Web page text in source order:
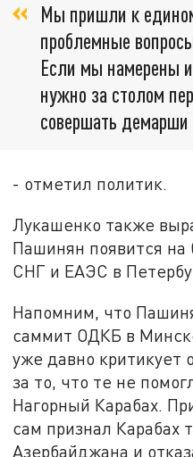
Мы пришли к
проблемные
Если мы намерены
нужно за столом
совершать
- отметил политик.
Лукашенко также
Пашинян появится на
СНГ и ЕАЭС в
Напомним, что
саммит ОДКБ в
уже давно критикует
за то, что те не
Нагорный Карабах.
сам признал Карабах
Азербайджана и